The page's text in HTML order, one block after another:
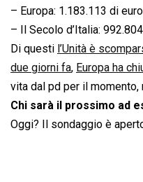
– Europa: 1.183.113 di euro
– Il Secolo d’Italia:
Di questi l’Unità è
due giorni fa, Europa ha
vita dal pd per il momento,
Chi sarà il prossimo ad
Oggi? Il sondaggio è